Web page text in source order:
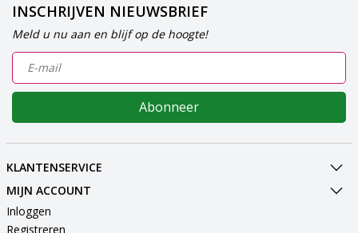
INSCHRIJVEN NIEUWSBRIEF
Meld u nu aan en blijf op de hoogte!
Abonneer
KLANTENSERVICE
MIJN ACCOUNT
Inloggen
Registreren